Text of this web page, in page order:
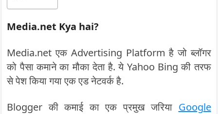
Media.net Kya hai?
Media.net एक Advertising Platform है जो ब्लॉगर
को पैसा कमाने का मौका देता है. ये Yahoo Bing की तरफ
से पेश किया गया एक एड नेटवर्क है.
Blogger की कमाई का एक प्रमुख जरिया Google